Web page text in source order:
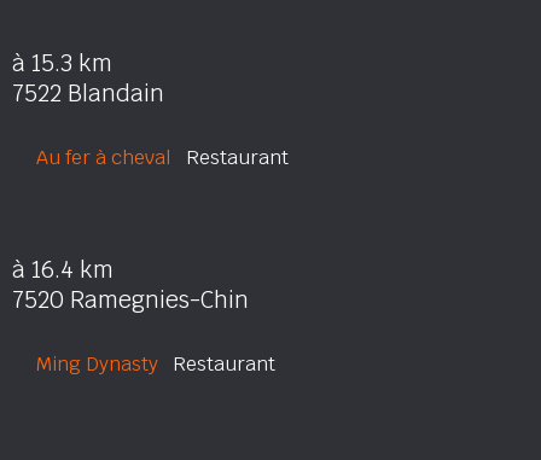
à 15.3 km
7522 Blandain
Au fer à cheval Restaurant
à 16.4 km
7520 Ramegnies-Chin
Ming Dynasty Restaurant